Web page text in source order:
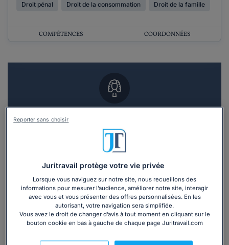
Droit pénal Droit de la consommation Droit de la famille
COMPÉTENCES COORDONNÉES
Vous souhaitez un RDV en cabinet avec un
avocat ?
Recevoir des devis d'avocats
3 devis en 48h
Juritravail protège votre vie privée
Lorsque vous naviguez sur notre site, nous recueillons des
informations pour mesurer l’audience, améliorer notre site, interagir
avec vous et vous présenter des offres personnalisées. En les
autorisant, votre navigation sera simplifiée.
Vous avez le droit de changer d’avis à tout moment en cliquant sur le
bouton cookie en bas à gauche de chaque page Juritravail.com
Reporter sans choisir